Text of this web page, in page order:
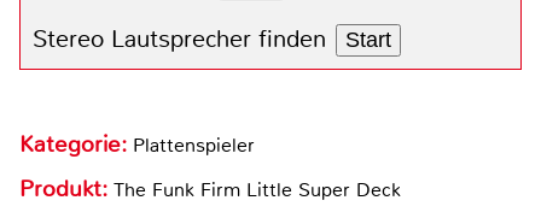
Stereo Lautsprecher finden Start
Kategorie: Plattenspieler
Produkt: The Funk Firm Little Super Deck